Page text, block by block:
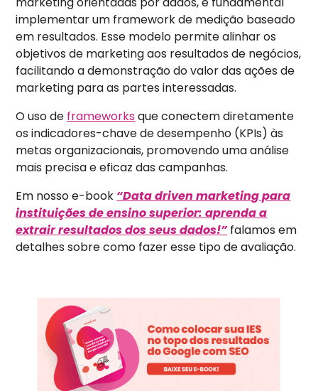
implementar um framework de medição baseado
em resultados. Esse modelo permite alinhar os
objetivos de marketing aos resultados de negócios,
facilitando a demonstração do valor das ações de
marketing para as partes interessadas.
O uso de frameworks que conectem diretamente
os indicadores-chave de desempenho (KPIs) às
metas organizacionais, promovendo uma análise
mais precisa e eficaz das campanhas.
Em nosso e-book “Data driven marketing para
instituições de ensino superior: aprenda a
extrair resultados dos seus dados!”falamos em
detalhes sobre como fazer esse tipo de avaliação.